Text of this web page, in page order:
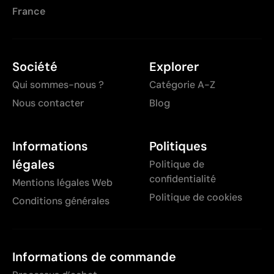
France
Société
Qui sommes-nous ?
Nous contacter
Explorer
Catégorie A-Z
Blog
Informations
légales
Mentions légales Web
Conditions générales
Politiques
Politique de
confidentialité
Politique de cookies
Informations de commande